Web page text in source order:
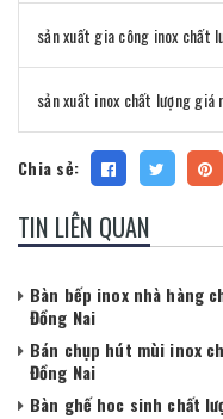
sản xuất gia công inox chất
sản xuất inox chất lượng giá
Chia sẻ:
TIN LIÊN QUAN
Bàn bếp inox nhà hàng
Đồng Nai
Bán chụp hút mùi inox
Đồng Nai
Bàn ghế hoc sinh chất